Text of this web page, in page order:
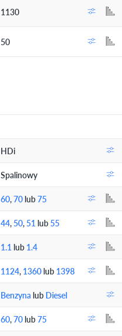
1130
50
HDi
Spalinowy
60,70 lub75
44, 50, 51 lub 55
1.1 lub 1.4
1124, 1360 lub 1398
Benzyna lub Diesel
60,70 lub75